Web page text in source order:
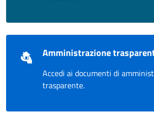
Amministrazione
Accedi ai documenti di
trasparente.